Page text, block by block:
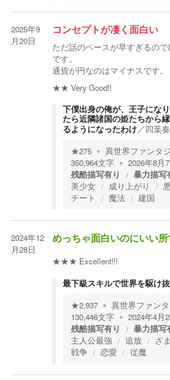
2025年9
月20日
コンセプトが凄く面白い
ただ話のペースが早すぎるの
です。
通貨が円なのはマイナスです。
★★ Very Good!!
下僕出身の俺が、王子にな
たら近隣諸国の姫たちから
るようになったわけ／四葉
★275 異世界ファンタ
350,964文字 2026年8月
残酷描写有り 暴力描写
美少女 成り上がり
チート
魔法 建国
2024年12
月28日
めっちゃ面白いのにいい
★★★ Excellent!!!
最下級スキルで世界を駆け
★2,937 異世界ファン
130,446文字 2024年4月
残酷描写有り 暴力描写
主人公最強 追放 ざ
戦争
恋愛 従魔